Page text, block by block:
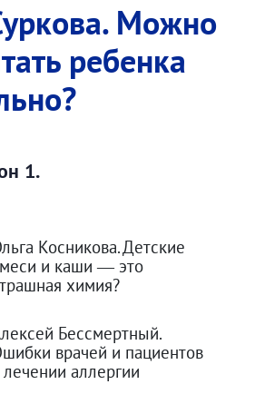
Можно
ребенка
1.
Косникова. Детские
и каши — это
химия?
Бессмертный.
врачей и пациентов
лечении аллергии